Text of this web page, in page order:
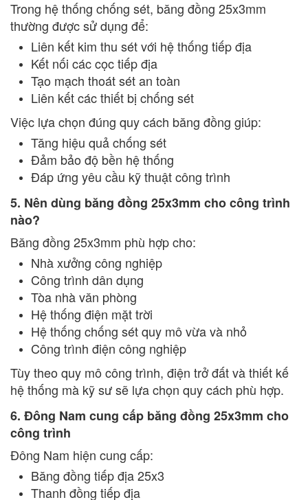
Trong hệ thống chống sét, băng đồng 25x3mm
thường được sử dụng để:
Liên kết kim thu sét với hệ thống tiếp địa
Kết nối các cọc tiếp địa
Tạo mạch thoát sét an toàn
Liên kết các thiết bị chống sét
Việc lựa chọn đúng quy cách băng đồng giúp:
Tăng hiệu quả chống sét
Đảm bảo độ bền hệ thống
Đáp ứng yêu cầu kỹ thuật công trình
5. Nên dùng băng đồng 25x3mm cho công trình
nào?
Băng đồng 25x3mm phù hợp cho:
Nhà xưởng công nghiệp
Công trình dân dụng
Tòa nhà văn phòng
Hệ thống điện mặt trời
Hệ thống chống sét quy mô vừa và nhỏ
Công trình điện công nghiệp
Tùy theo quy mô công trình, điện trở đất và thiết kế
hệ thống mà kỹ sư sẽ lựa chọn quy cách phù hợp.
6. Đông Nam cung cấp băng đồng 25x3mm cho
công trình
Đông Nam hiện cung cấp:
Băng đồng tiếp địa 25x3
Thanh đồng tiếp địa